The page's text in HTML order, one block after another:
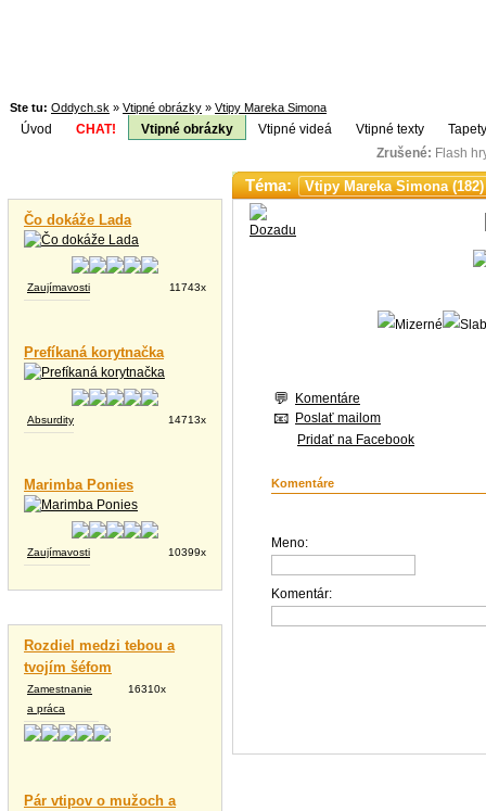
Ste tu: Oddych.sk » Vtipné obrázky » Vtipy Mareka Simona
Úvod CHAT! Vtipné obrázky Vtipné videá Vtipné texty
Zrušené: Flash
Čo dokáže Lada
Zaujímavosti 11743x
Prefíkaná korytnačka
Absurdity 14713x
Marimba Ponies
Zaujímavosti 10399x
Rozdiel medzi tebou a
tvojím šéfom
Zamestnanie
a práca
16310x
Pár vtipov o mužoch a
Téma:
Komentáre
Poslať mailom
Pridať na Facebook
Komentáre
Meno:
Komentár: